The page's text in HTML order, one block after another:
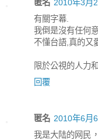
匿名 2010年3月
有關字幕.
我倒是沒有任何
不懂台語,真的又
限於公視的人力
回覆
匿名 2010年6月
我是大陆的网民